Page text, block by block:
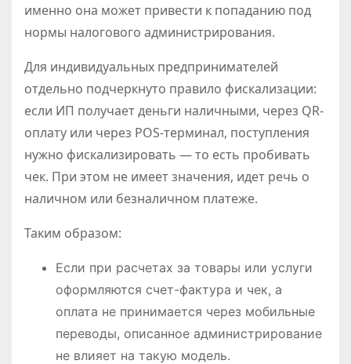
именно она может привести к попаданию под
нормы налогового администрирования.
Для индивидуальных предпринимателей
отдельно подчеркнуто правило фискализации:
если ИП получает деньги наличными, через QR-
оплату или через POS-терминал, поступления
нужно фискализировать — то есть пробивать
чек. При этом не имеет значения, идет речь о
наличном или безналичном платеже.
Таким образом:
Если при расчетах за товары или услуги
оформляются счет-фактура и чек, а
оплата не принимается через мобильные
переводы, описанное администрирование
не влияет на такую модель.